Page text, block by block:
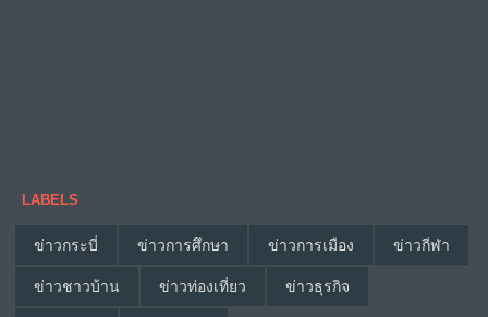
LABELS
ข่าวกระบี่ ข่าวการศึกษา ข่าวการเมือง ข่าวกีฬา
ข่าวชาวบ้าน ข่าวท่องเที่ยว ข่าวธุรกิจ